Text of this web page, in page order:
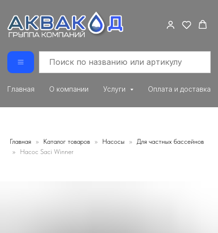
Главная О компании Услуги Оплата и доставка
Главная Каталог товаров Насосы
Для частных бассейнов
Насос Saci Winner